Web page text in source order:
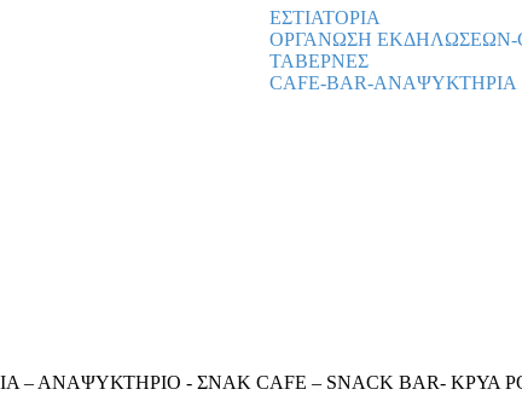
ΕΣΤΙΑΤΟΡΙΑ
ΟΡΓΑΝΩΣΗ ΕΚΔΗΛΩΣΕΩΝ-
ΤΑΒΕΡΝΕΣ
CAFE-BAR-ΑΝΑΨΥΚΤΗΡΙΑ
– ΑΝΑΨΥΚΤΗΡΙΟ - ΣΝΑΚ CAFE – SNACK BAR- ΚΡΥΑ